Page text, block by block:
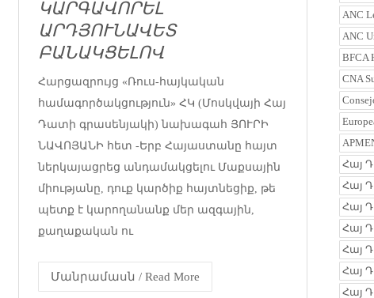
ԿԱՐԳԱՎՈՐԵԼ
ԱՐԴՅՈՒՆԱՎԵՏ
ԲԱՆԱԿՑԵԼՈՎ
Հարցազրույց «Ռուս-հայկական
համագործակցություն» ՀԿ (Մոսկվայի Հայ
Դատի գրասենյակի) նախագահ ՅՈՒՐԻ
ՆԱՎՈՅԱՆԻ հետ -Երբ Հայաստանը հայտ
ներկայացրեց անդամակցելու Մաքսային
միությանը, դուք կարծիք հայտնեցիք, թե
պետք է կարողանանք մեր ազգային,
քաղաքական ու
Մանրամասն / Read More
ANC
ANC
BFCA
CNA
Հայ
Հայ
Հայ
Հայ
Հայ
Հայ
Հայ